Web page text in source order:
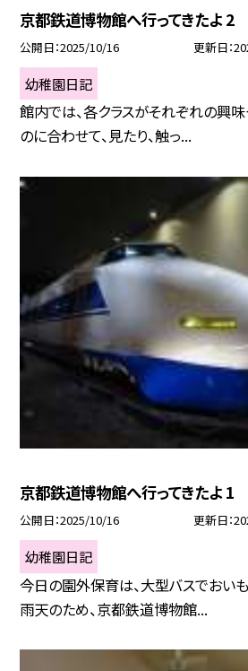
京都鉄道博物館へ行ってきたよ 2
公開日 2025/10/16 更新日
幼稚園日記
館内では、各クラスがそれぞれの興
のに合わせて、見たり、触っ...
京都鉄道博物館へ行ってきたよ 1
公開日 2025/10/16 更新日
幼稚園日記
今日の園外保育は、大型バスでおい
雨天のため、京都鉄道博物館...